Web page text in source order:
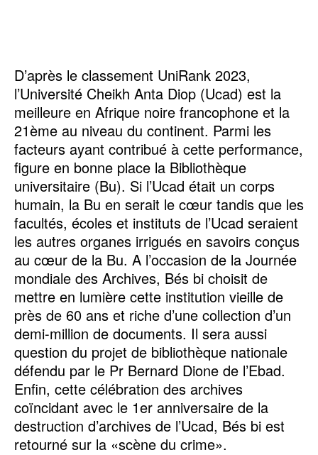
D’après le classement UniRank 2023,
l’Université Cheikh Anta Diop (Ucad) est la
meilleure en Afrique noire francophone et la
21ème au niveau du continent. Parmi les
facteurs ayant contribué à cette performance,
figure en bonne place la Bibliothèque
universitaire (Bu). Si l’Ucad était un corps
humain, la Bu en serait le cœur tandis que les
facultés, écoles et instituts de l’Ucad seraient
les autres organes irrigués en savoirs conçus
au cœur de la Bu. A l’occasion de la Journée
mondiale des Archives, Bés bi choisit de
mettre en lumière cette institution vieille de
près de 60 ans et riche d’une collection d’un
demi-million de documents. Il sera aussi
question du projet de bibliothèque nationale
défendu par le Pr Bernard Dione de l’Ebad.
Enfin, cette célébration des archives
coïncidant avec le 1er anniversaire de la
destruction d’archives de l’Ucad, Bés bi est
retourné sur la «scène du crime».